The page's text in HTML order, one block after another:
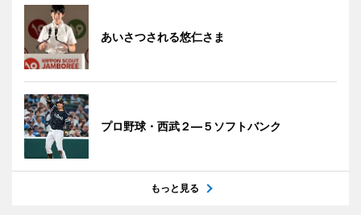
あいさつされる悠仁さま
プロ野球・西武２―５ソフトバンク
もっと見る